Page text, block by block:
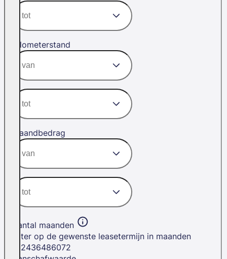
Kilometerstand
Maandbedrag
Aantal maanden
Filter op de gewenste leasetermijn in maanden
2436486072